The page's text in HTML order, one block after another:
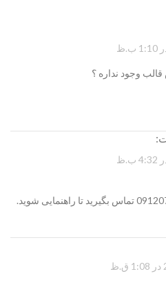
وجود نداره ؟